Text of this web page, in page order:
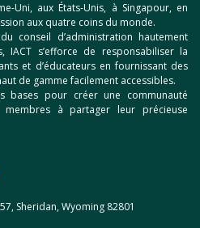
Uni, aux États-Unis, à Singapour, en
aux quatre coins du monde.
conseil d’administration hautement
IACT s’efforce de responsabiliser la
et d’éducateurs en fournissant des
de gamme facilement accessibles.
bases pour créer une communauté
à partager leur précieuse
Sheridan, Wyoming 82801